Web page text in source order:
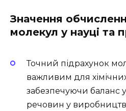
Значення
молекул у науці та
Точний підрахунок
важливим для
забезпечуючи баланс
речовин у